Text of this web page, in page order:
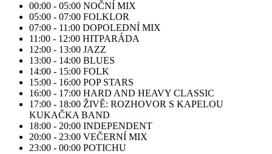
00:00 - 05:00 NOČNÍ MIX
05:00 - 07:00 FOLKLOR
07:00 - 11:00 DOPOLEDNÍ MIX
11:00 - 12:00 HITPARÁDA
12:00 - 13:00 JAZZ
13:00 - 14:00 BLUES
14:00 - 15:00 FOLK
15:00 - 16:00 POP STARS
16:00 - 17:00 HARD AND HEAVY CLASSIC
17:00 - 18:00 ŽIVĚ: ROZHOVOR S KAPELOU
KUKAČKA BAND
18:00 - 20:00 INDEPENDENT
20:00 - 23:00 VEČERNÍ MIX
23:00 - 00:00 POTICHU